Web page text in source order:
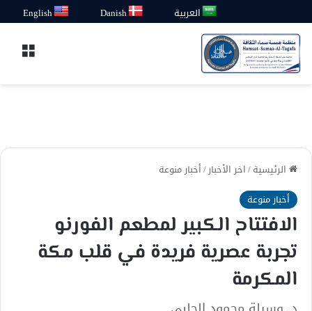
العربية Danish
English
الرئيسية/اخر الأخبار/أخبار منوعة
أخبار منوعة
الافتتاح الكبير لمطعم الفورنو
تجربة عصرية فريدة في قلب مكة
المكرمة